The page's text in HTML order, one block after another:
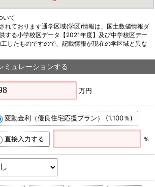
いて
れております通学区域(学区)情報は、国土数値情報ダ
する小学校区データ【2021年度】及び中学校区デー
したものですので、記載情報が現在の学区域と異な
ミュレーションする
万円
変動金利（優良住宅応援プラン） (1.100％)
直接入力する ％